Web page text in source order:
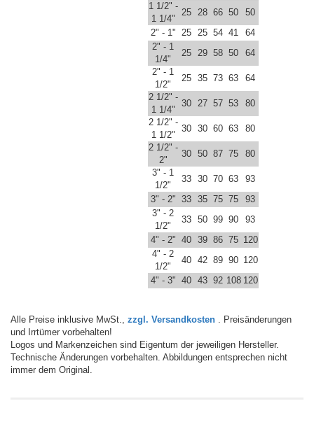
1 1/2" -
1 1/4"
25 28 66 50
50
2" - 1" 25 25 54 41
64
2" - 1
1/4"
25 29 58 50
64
2" - 1
1/2"
25 35 73 63
64
2 1/2" -
1 1/4"
30 27 57 53
80
2 1/2" -
1 1/2"
30 30 60 63
80
2 1/2" -
2"
30 50 87 75
80
3" - 1
1/2"
33 30 70 63
93
3" - 2" 33 35 75 75
93
3" - 2
1/2"
33 50 99 90
93
4" - 2" 40 39 86 75 120
4" - 2
1/2"
40 42 89 90 120
4" - 3" 40 43 92 108 120
Alle Preise inklusive MwSt., zzgl. Versandkosten . Preisänderungen
und Irrtümer vorbehalten!
Logos und Markenzeichen sind Eigentum der jeweiligen Hersteller.
Technische Änderungen vorbehalten. Abbildungen entsprechen nicht
immer dem Original.